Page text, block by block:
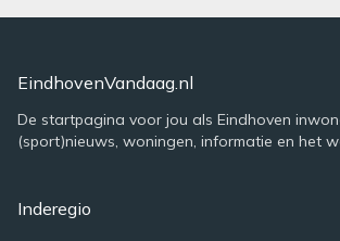
EindhovenVandaag.nl
De startpagina voor jou als Eindhoven
(sport)nieuws, woningen, informatie en het
Inderegio